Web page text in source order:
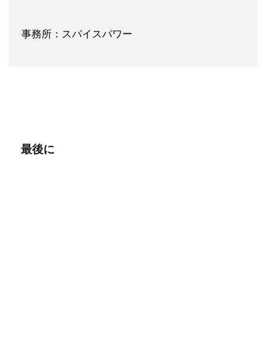
事務所：スパイスパワー
最後に